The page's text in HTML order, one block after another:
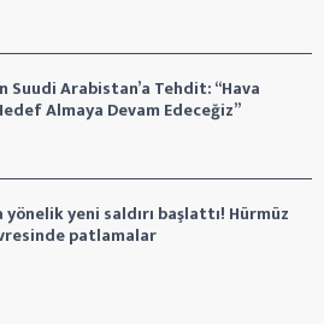
Suudi Arabistan’a Tehdit: “Hava
Almaya Devam Edeceğiz”
yönelik yeni saldırı başlattı! Hürmüz
patlamalar